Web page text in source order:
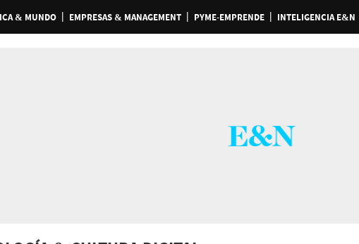
& MUNDO EMPRESAS & MANAGEMENT PYME-EMPRENDE INTELIGENCIA E&N